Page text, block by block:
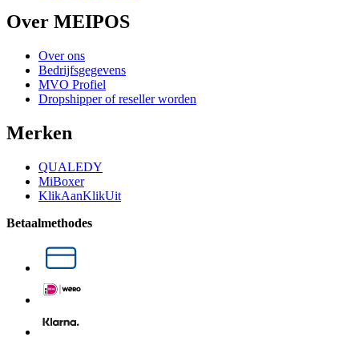
Over MEIPOS
Over ons
Bedrijfsgegevens
MVO Profiel
Dropshipper of reseller worden
Merken
QUALEDY
MiBoxer
KlikAanKlikUit
Betaalmethodes